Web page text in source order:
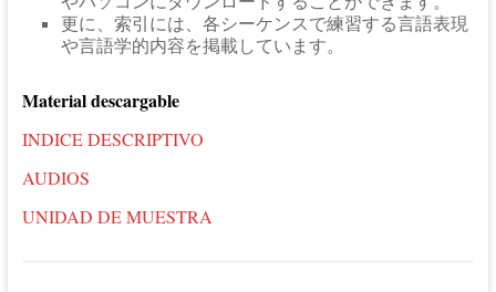
更に、索引には、各シーケンスで練習する言語表現
や言語学的内容を掲載しています。
Material descargable
INDICE DESCRIPTIVO
AUDIOS
UNIDAD DE MUESTRA